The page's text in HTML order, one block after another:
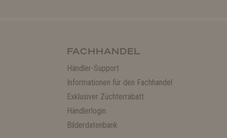
FACHHANDEL
Händler-Support
Informationen für den Fachhandel
Exklusiver Züchterrabatt
Händlerlogin
Bilderdatenbank